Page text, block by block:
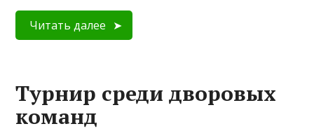
Читать далее
Турнир среди дворовых
команд